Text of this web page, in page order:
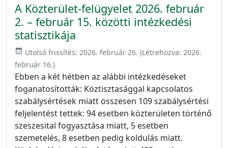
A Közterület-felügyelet 2026. február
2. – február 15. közötti intézkedési
statisztikája
event_available Utolsó frissítés: 2026. február 26. (Létrehozva: 2026.
február 16.)
Ebben a két hétben az alábbi intézkedéseket
foganatosították: Köztisztasággal kapcsolatos
szabálysértések miatt összesen 109 szabálysértési
feljelentést tettek: 94 esetben közterületen történő
szeszesital fogyasztása miatt, 5 esetben
szemetelés, 8 esetben pedig koldulás miatt.